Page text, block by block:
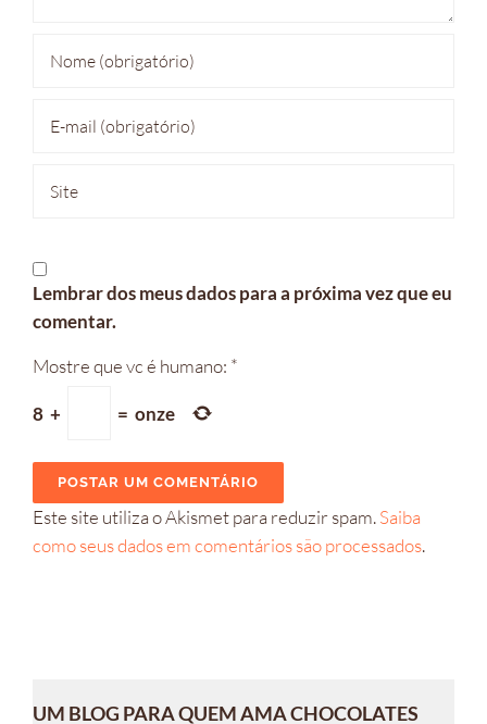
Lembrar dos meus dados para a próxima vez que eu
comentar.
Mostre que vc é humano: *
8 + = onze
Este site utiliza o Akismet para reduzir spam.Saiba
como seus dados em comentários são processados.
UM BLOG PARA QUEM AMA CHOCOLATES